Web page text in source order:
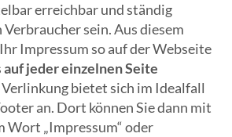
erreichbar und ständig
sein. Aus diesem
Impressum so auf der Webseite
auf jeder einzelnen Seite
Verlinkung bietet sich im Idealfall
an. Dort können Sie dann mit
Wort „Impressum“ oder